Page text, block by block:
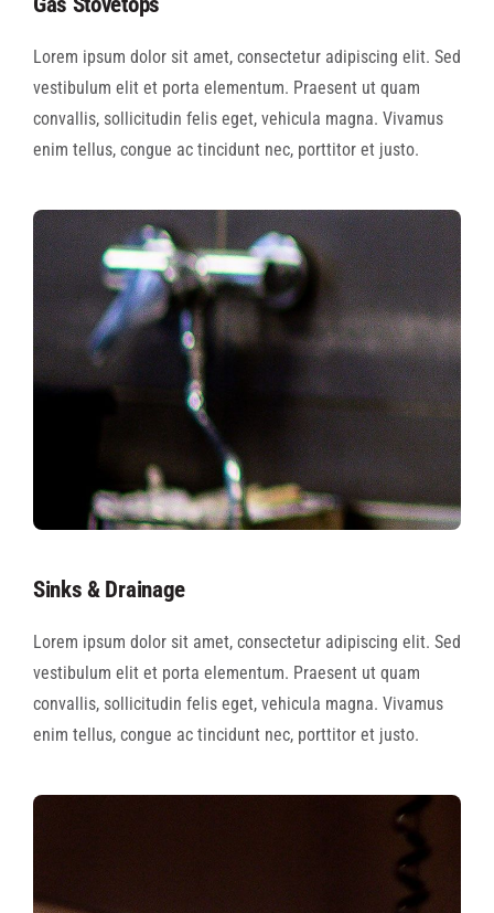
Lorem ipsum dolor sit amet, consectetur adipiscing elit. Sed
vestibulum elit et porta elementum. Praesent ut quam
convallis, sollicitudin felis eget, vehicula magna. Vivamus
enim tellus, congue ac tincidunt nec, porttitor et justo.
Sinks & Drainage
Lorem ipsum dolor sit amet, consectetur adipiscing elit. Sed
vestibulum elit et porta elementum. Praesent ut quam
convallis, sollicitudin felis eget, vehicula magna. Vivamus
enim tellus, congue ac tincidunt nec, porttitor et justo.